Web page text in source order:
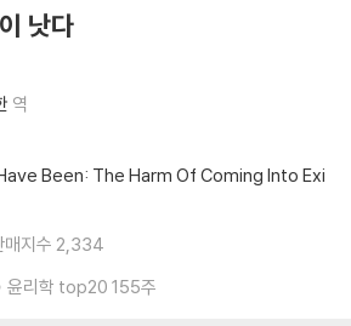
낫다
역
Been: The Harm Of Coming Into Exi
매지수 2,334
윤리학 top20 155주